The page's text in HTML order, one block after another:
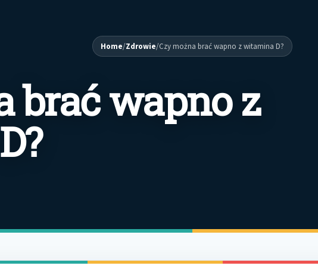
Home/Zdrowie/Czy można brać wapno z witamina D?
brać wapno z